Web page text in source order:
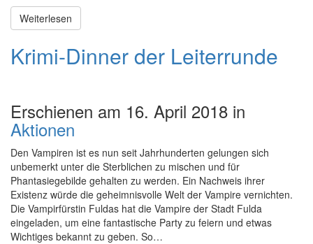
Weiterlesen
Krimi-Dinner der Leiterrunde
Erschienen am 16. April 2018 in
Aktionen
Den Vampiren ist es nun seit Jahrhunderten gelungen sich
unbemerkt unter die Sterblichen zu mischen und für
Phantasiegebilde gehalten zu werden. Ein Nachweis ihrer
Existenz würde die geheimnisvolle Welt der Vampire vernichten.
Die Vampirfürstin Fuldas hat die Vampire der Stadt Fulda
eingeladen, um eine fantastische Party zu feiern und etwas
Wichtiges bekannt zu geben. So…